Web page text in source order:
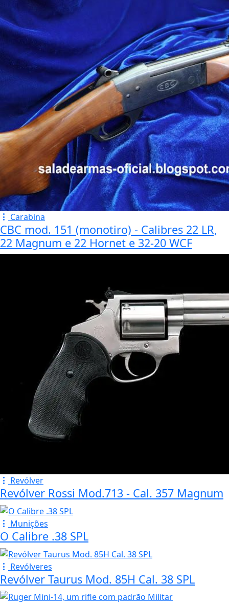
Carabina
CBC mod. 151 (monotiro) - Calibres 22 LR,
22 Magnum e 22 Hornet e 32-20 WCF
Revólver
Revólver Rossi Mod.713 - Cal. 357 Magnum
Munições
O Calibre .38 SPL
Revólveres
Revólver Taurus Mod. 85H Cal. 38 SPL